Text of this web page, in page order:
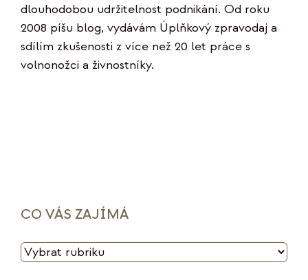
dlouhodobou udržitelnost podnikání. Od roku
2008 píšu blog, vydávám Úplňkový zpravodaj a
sdílím zkušenosti z více než 20 let práce s
volnonožci a živnostníky.
CO VÁS ZAJÍMÁ
CO